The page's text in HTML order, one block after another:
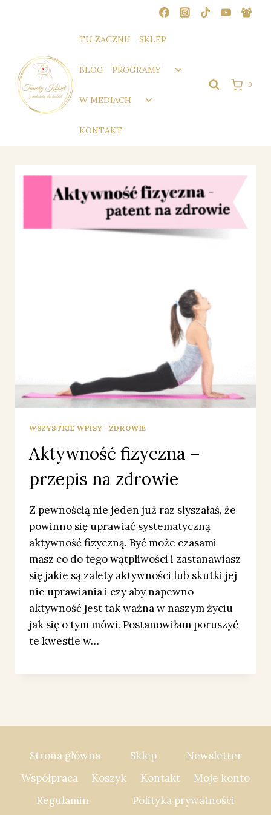
TU ZACZNIJ SKLEP
BLOG PROGRAMY
Przełącz
podrzędne
W MEDIACH
Przełącz
KONTAKT
0
WSZYSTKIE WPISY · ZDROWIE
Aktywność fizyczna –
przepis na zdrowie
Z pewnością nie jeden już raz słyszałaś, że
powinno się uprawiać systematyczną
aktywność fizyczną. Być może czasami
masz co do tego wątpliwości i zastanawiasz
się jakie są zalety aktywności lub skutki jej
nie uprawiania i czy aby napewno
aktywność jest tak ważna w naszym życiu
jak się o tym mówi. Postanowiłam poruszyć
te kwestie w…
Strona główna Sklep
Newsletter
Współpraca
Koszyk Kontakt
Moje konto
Regulamin
Polityka prywatności